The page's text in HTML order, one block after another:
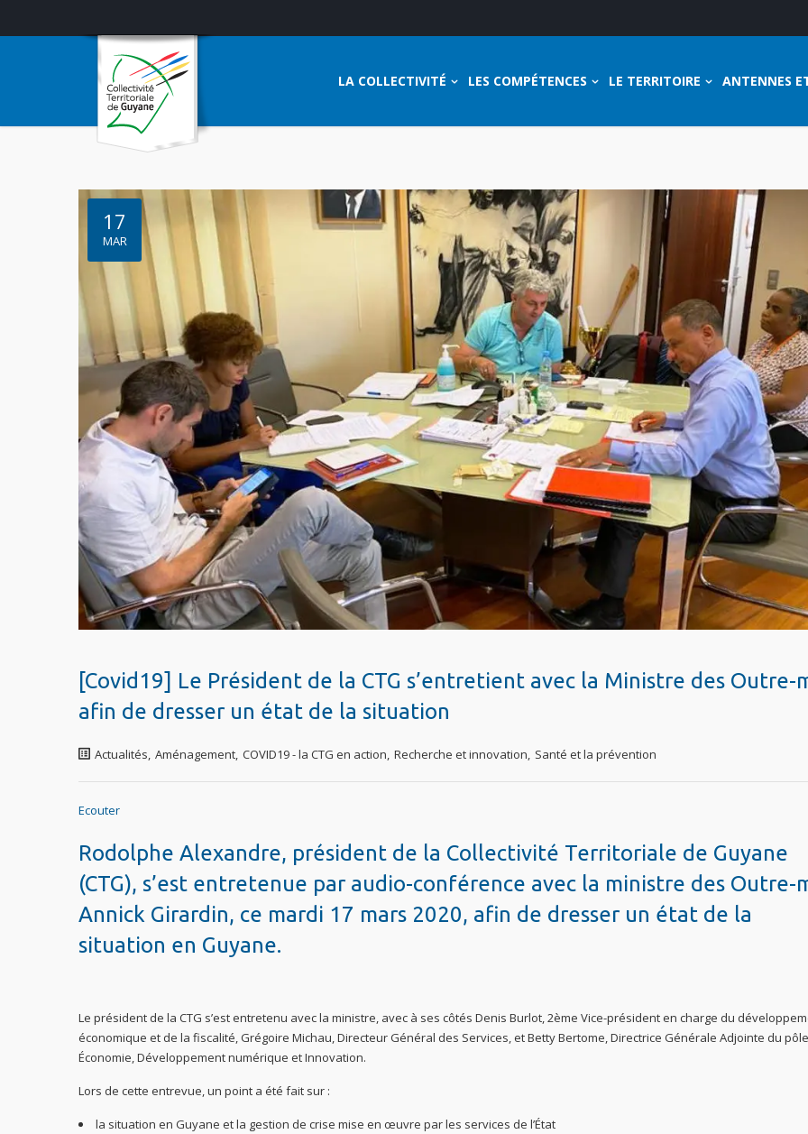
LA COLLECTIVITÉ LES COMPÉTENCES LE TERRITOIRE ANTENNES
17
MAR
[Covid19] Le Président de la CTG s’entretient avec la Ministre des Outre-
afin de dresser un état de la situation
Actualités, Aménagement, COVID19 - la CTG en action, Recherche et innovation, Santé et la prévention
Ecouter
Rodolphe Alexandre, président de la Collectivité Territoriale de Guyane
(CTG), s’est entretenue par audio-conférence avec la ministre des Outre-
Annick Girardin, ce mardi 17 mars 2020, afin de dresser un état de la
situation en Guyane.
Le président de la CTG s’est entretenu avec la ministre, avec à ses côtés Denis Burlot, 2ème Vice-président en charge du
économique et de la fiscalité, Grégoire Michau, Directeur Général des Services, et Betty Bertome, Directrice Générale Adjointe du pôle
Économie, Développement numérique et Innovation.
Lors de cette entrevue, un point a été fait sur :
la situation en Guyane et la gestion de crise mise en œuvre par les services de l’État